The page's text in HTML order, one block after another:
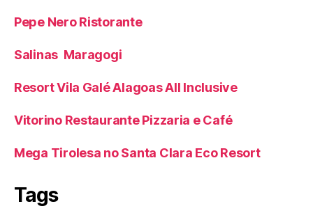
Pepe Nero Ristorante
Salinas Maragogi
Resort Vila Galé Alagoas All Inclusive
Vitorino Restaurante Pizzaria e Café
Mega Tirolesa no Santa Clara Eco Resort
Tags